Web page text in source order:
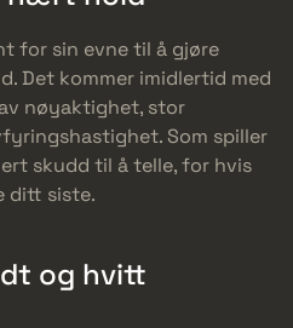
for sin evne til å gjøre
Det kommer imidlertid med
nøyaktighet, stor
Som spiller
skudd til å telle, for hvis
ditt siste.
og hvitt